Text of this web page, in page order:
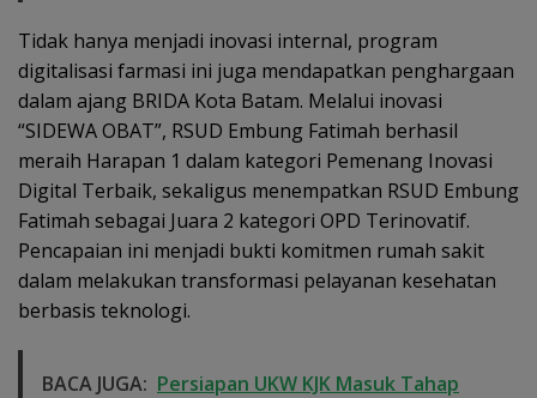
Tidak hanya menjadi inovasi internal, program
digitalisasi farmasi ini juga mendapatkan penghargaan
dalam ajang BRIDA Kota Batam. Melalui inovasi
“SIDEWA OBAT”, RSUD Embung Fatimah berhasil
meraih Harapan 1 dalam kategori Pemenang Inovasi
Digital Terbaik, sekaligus menempatkan RSUD Embung
Fatimah sebagai Juara 2 kategori OPD Terinovatif.
Pencapaian ini menjadi bukti komitmen rumah sakit
dalam melakukan transformasi pelayanan kesehatan
berbasis teknologi.
BACA JUGA: Persiapan UKW KJK Masuk Tahap